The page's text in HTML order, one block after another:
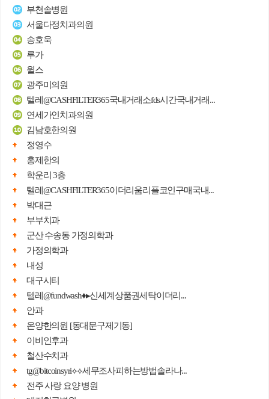
부천솔병원
서울다정치과의원
송호욱
루가
윌스
광주미의원
텔레@CASHFILTER365국내거래소fds시간국내거래...
연세가인치과의원
김남호한의원
정영수
홍제한의
학운리 3층
텔레@CASHFILTER365이더리움리플코인구매국내...
박대근
부부치과
군산 수송동 가정의학과
가정의학과
내성
대구시티
텔레@fundwash♦▸신세계상품권세탁이더리...
안과
온양한의원 [동대문구제기동]
이비인후과
철산수치과
tg@bitcoinsyri⟡⟡세무조사피하는방법솔라나...
전주 사랑 요양 병원